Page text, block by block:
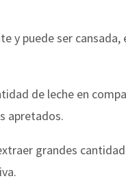
y puede ser
de leche en
apretados.
grandes